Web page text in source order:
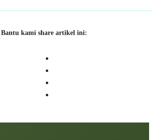
Bantu kami share artikel ini: